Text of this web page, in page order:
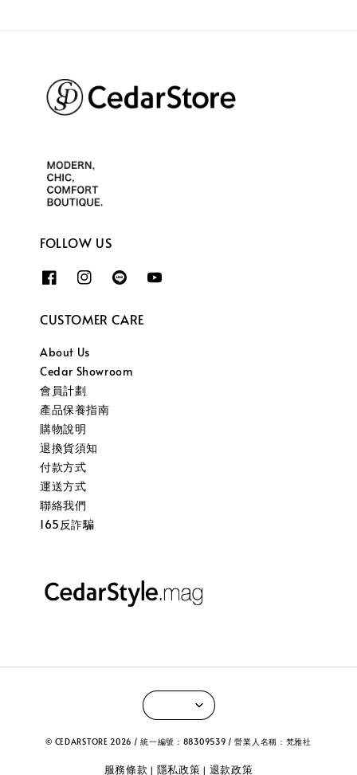
FOLLOW US
CUSTOMER CARE
About Us
Cedar Showroom
會員計劃
產品保養指南
購物說明
退換貨須知
付款方式
運送方式
聯絡我們
165反詐騙
© CEDARSTORE 2026 / 統一編號：88309539 / 營業人名稱：梵雅社
服務條款 | 隱私政策 | 退款政策